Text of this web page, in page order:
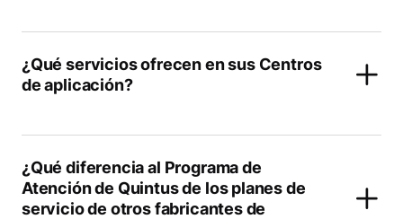
¿Qué servicios ofrecen en sus Centros
de aplicación?
¿Qué diferencia al Programa de
Atención de Quintus de los planes de
servicio de otros fabricantes de